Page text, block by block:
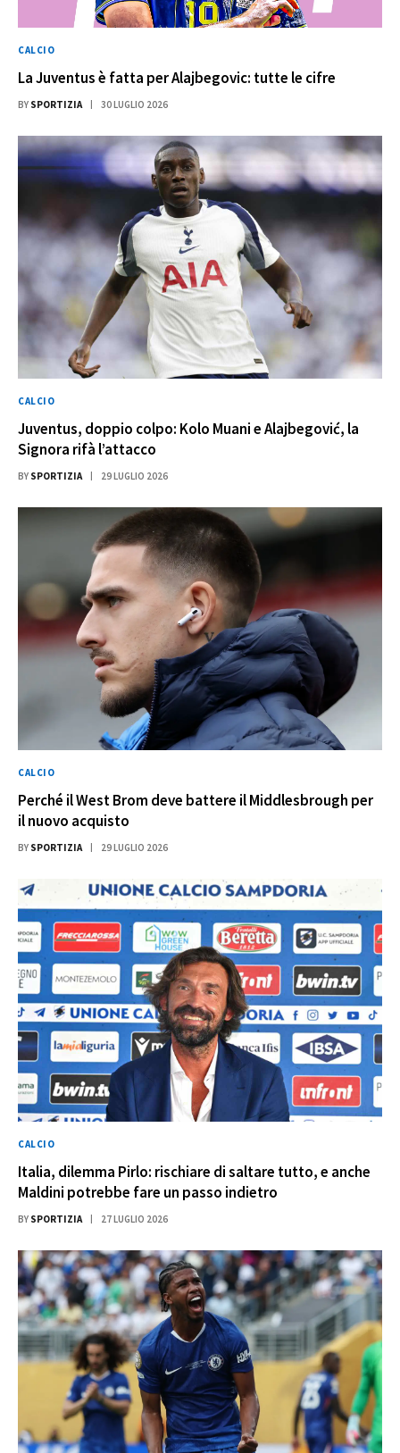
CALCIO
La Juventus è fatta per Alajbegovic: tutte le cifre
BY SPORTIZIA 30 LUGLIO 2026
CALCIO
Juventus, doppio colpo: Kolo Muani e Alajbegović, la
Signora rifà l’attacco
BY SPORTIZIA 29 LUGLIO 2026
CALCIO
Perché il West Brom deve battere il Middlesbrough per
il nuovo acquisto
BY SPORTIZIA 29 LUGLIO 2026
CALCIO
Italia, dilemma Pirlo: rischiare di saltare tutto, e anche
Maldini potrebbe fare un passo indietro
BY SPORTIZIA 27 LUGLIO 2026